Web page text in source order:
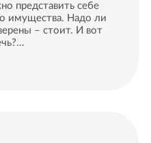
представить себе
имущества. Надо ли
– стоит. И вот